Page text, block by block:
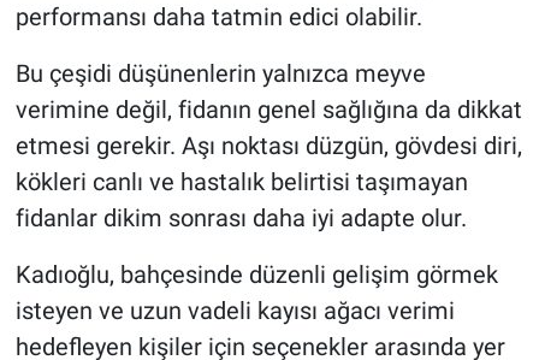
performansı daha tatmin edici olabilir.
Bu çeşidi düşünenlerin yalnızca meyve
verimine değil, fidanın genel sağlığına da dikkat
etmesi gerekir. Aşı noktası düzgün, gövdesi diri,
kökleri canlı ve hastalık belirtisi taşımayan
fidanlar dikim sonrası daha iyi adapte olur.
Kadıoğlu, bahçesinde düzenli gelişim görmek
isteyen ve uzun vadeli kayısı ağacı verimi
hedefleyen kişiler için seçenekler arasında yer